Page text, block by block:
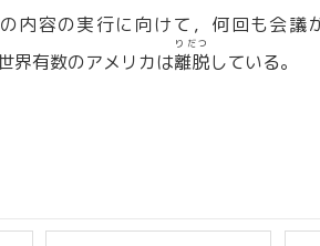
内容の実行に向けて，何回も会議
界有数のアメリカは離脱
りだつ
している。